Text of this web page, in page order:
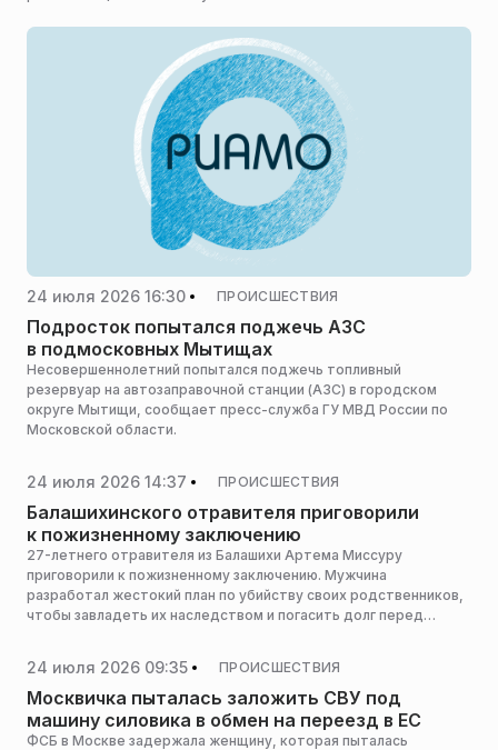
возвращению в строй, узнал «Царьград».
24 июля 2026 16:30 ПРОИСШЕСТВИЯ
Подросток попытался поджечь АЗС
в подмосковных Мытищах
Несовершеннолетний попытался поджечь топливный
резервуар на автозаправочной станции (АЗС) в городском
округе Мытищи, сообщает пресс-служба ГУ МВД России по
Московской области.
24 июля 2026 14:37 ПРОИСШЕСТВИЯ
Балашихинского отравителя приговорили
к пожизненному заключению
27-летнего отравителя из Балашихи Артема Миссуру
приговорили к пожизненному заключению. Мужчина
разработал жестокий план по убийству своих родственников,
чтобы завладеть их наследством и погасить долг перед
24 июля 2026 09:35 ПРОИСШЕСТВИЯ
Москвичка пыталась заложить СВУ под
машину силовика в обмен на переезд в ЕС
ФСБ в Москве задержала женщину, которая пыталась